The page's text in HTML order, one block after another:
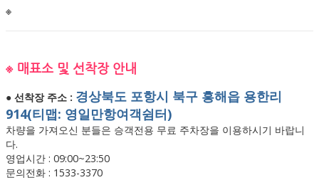
※
※ 매표소 및 선착장 안내
● 선착장 주소 : 경상북도 포항시 북구 흥해읍 용한리
914(티맵: 영일만항여객쉼터)
차량을 가져오신 분들은 승객전용 무료 주차장을 이용하시기 바랍니
다.
영업시간 : 09:00~23:50
문의전화 : 1533-3370